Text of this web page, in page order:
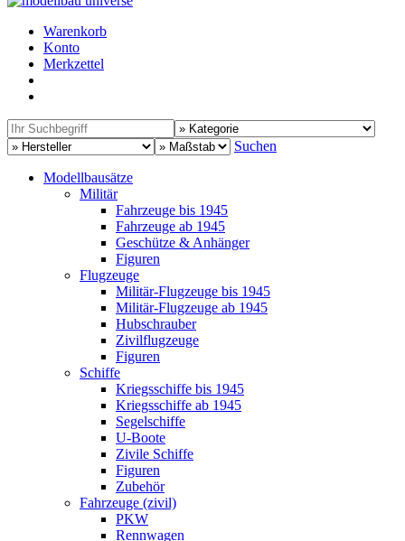
Warenkorb
Konto
Merkzettel
Suchen
Modellbausätze
Militär
Fahrzeuge bis 1945
Fahrzeuge ab 1945
Geschütze & Anhänger
Figuren
Flugzeuge
Militär-Flugzeuge bis 1945
Militär-Flugzeuge ab 1945
Hubschrauber
Zivilflugzeuge
Figuren
Schiffe
Kriegsschiffe bis 1945
Kriegsschiffe ab 1945
Segelschiffe
U-Boote
Zivile Schiffe
Figuren
Zubehör
Fahrzeuge (zivil)
PKW
Rennwagen